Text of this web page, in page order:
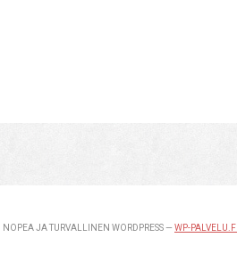
NOPEA JA TURVALLINEN WORDPRESS — WP-PALVELU.FI